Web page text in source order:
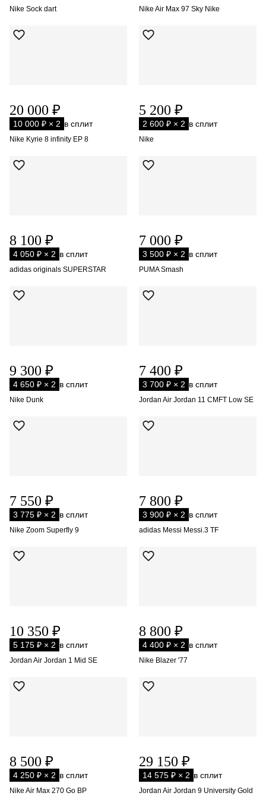
Nike Sock dart Nike Air Max 97 Sky Nike
20 000 ₽
10 000 ₽ × 2 в сплит
Nike Kyrie 8 infinity EP 8
5 200 ₽
2 600 ₽ × 2 в сплит
Nike
8 100 ₽
4 050 ₽ × 2 в сплит
adidas originals SUPERSTAR
7 000 ₽
3 500 ₽ × 2 в сплит
PUMA Smash
9 300 ₽
4 650 ₽ × 2 в сплит
Nike Dunk
7 400 ₽
3 700 ₽ × 2 в сплит
Jordan Air Jordan 11 CMFT Low SE
7 550 ₽
3 775 ₽ × 2 в сплит
Nike Zoom Superfly 9
7 800 ₽
3 900 ₽ × 2 в сплит
adidas Messi Messi.3 TF
10 350 ₽
5 175 ₽ × 2 в сплит
Jordan Air Jordan 1 Mid SE
8 800 ₽
4 400 ₽ × 2 в сплит
Nike Blazer '77
8 500 ₽
4 250 ₽ × 2 в сплит
Nike Air Max 270 Go BP
29 150 ₽
14 575 ₽ × 2 в сплит
Jordan Air Jordan 9 University Gold